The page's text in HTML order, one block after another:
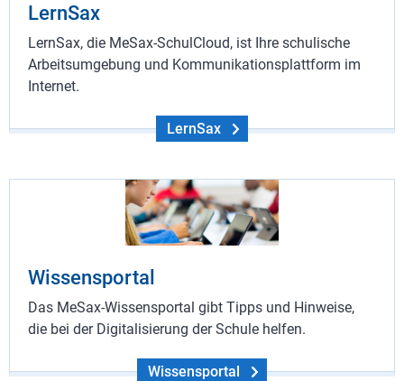
LernSax
LernSax, die MeSax-SchulCloud, ist Ihre schulische
Arbeitsumgebung und Kommunikationsplattform im
Internet.
LernSax
Wissensportal
Das MeSax-Wissensportal gibt Tipps und Hinweise,
die bei der Digitalisierung der Schule helfen.
Wissensportal